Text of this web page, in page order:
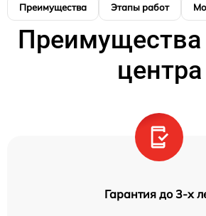
Преимущества Этапы работ
Преимущества
центра
Гарантия до 3-х